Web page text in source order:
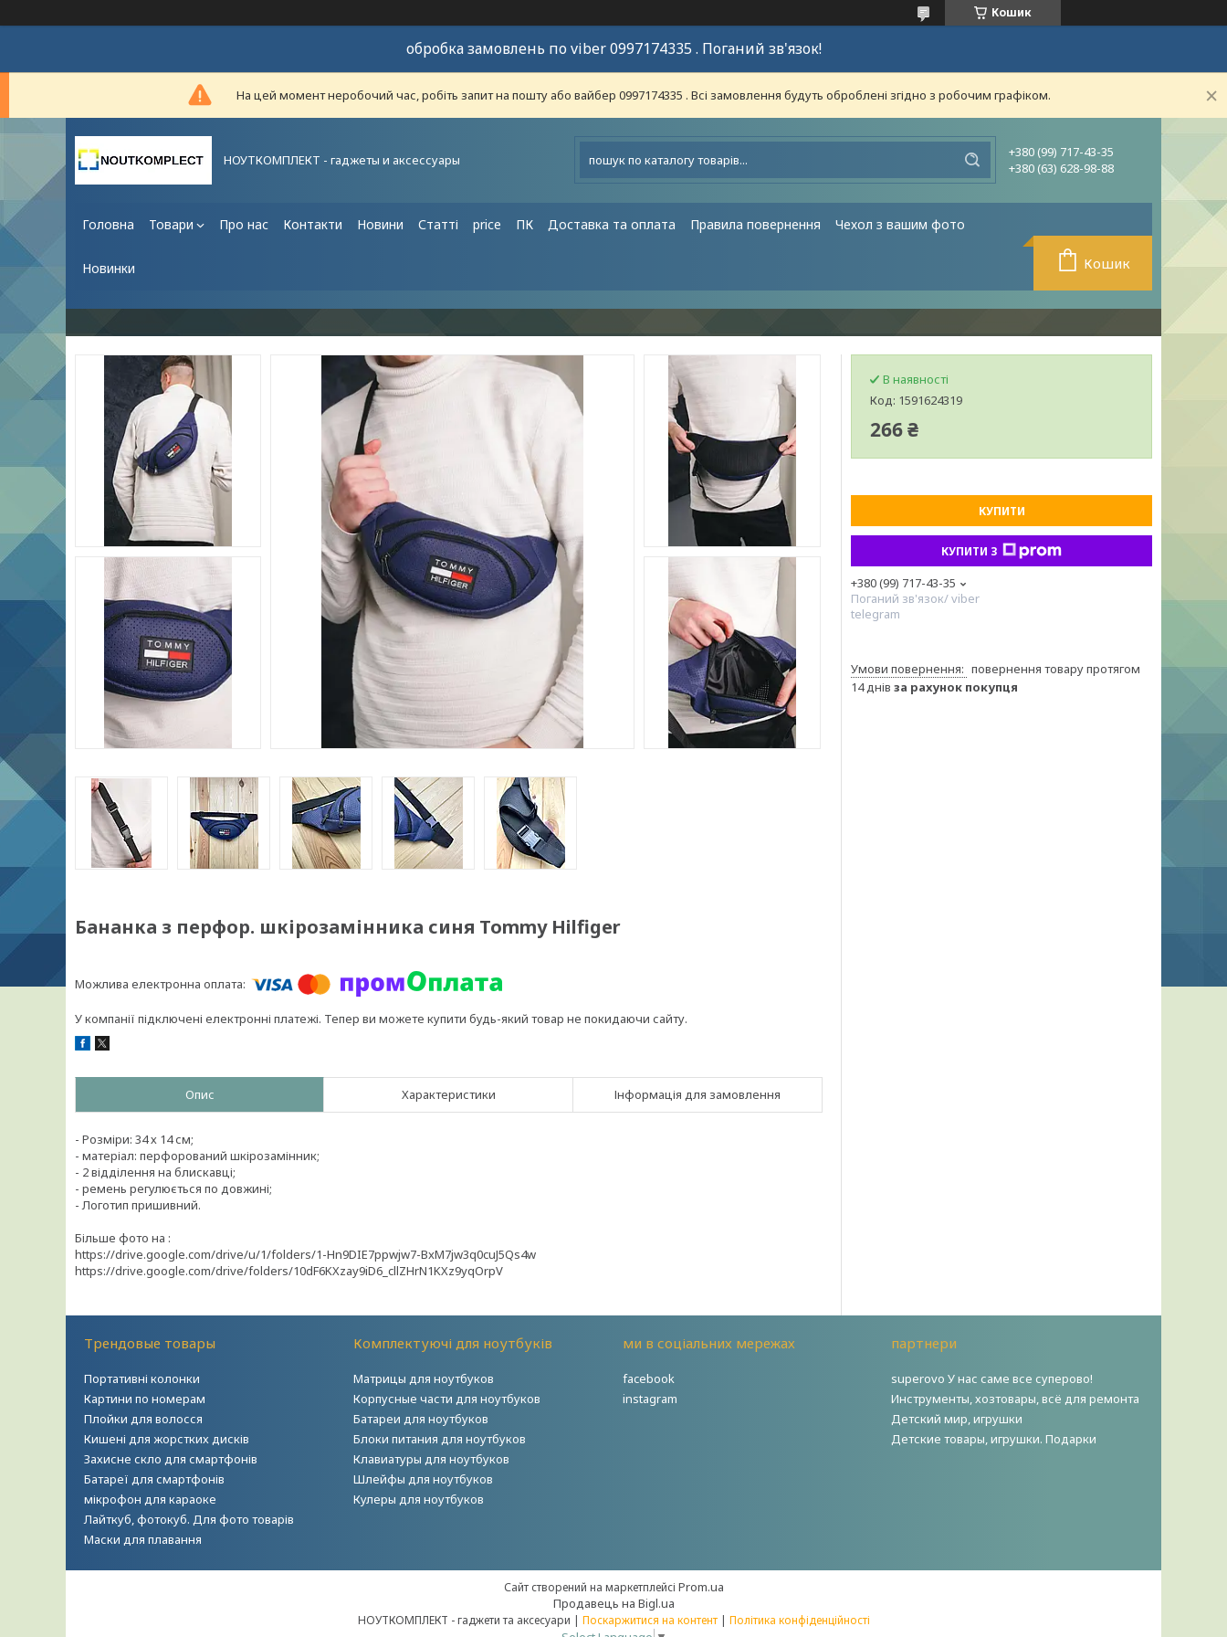
Кошик
обробка замовлень по viber 0997174335 . Поганий зв'язок!
На цей момент неробочий час, робіть запит на пошту або вайбер 0997174335 . Всі замовлення будуть оброблені згідно з робочим графіком.
НОУТКОМПЛЕКТ - гаджеты и аксессуары
+380 (99) 717-43-35
+380 (63) 628-98-88
Головна Товари Про нас Контакти Новини Статті price ПК Доставка та оплата Правила повернення Чехол з вашим фото
Новинки Кошик
Бананка з перфор. шкірозамінника синя Tommy Hilfiger
У компанії підключені електронні платежі. Тепер ви можете купити будь-який товар не покидаючи сайту.
Опис Характеристики Інформація для замовлення
- Розміри: 34 х 14 см;
- матеріал: перфорований шкірозамінник;
- 2 відділення на блискавці;
- ремень регулюється по довжині;
- Логотип пришивний.
Більше фото на :
https://drive.google.com/drive/u/1/folders/1-Hn9DIE7ppwjw7-BxM7jw3q0cuJ5Qs4w
https://drive.google.com/drive/folders/10dF6KXzay9iD6_cllZHrN1KXz9yqOrpV
В наявності
Код: 1591624319
266 ₴
КУПИТИ
КУПИТИ З
+380 (99) 717-43-35
Поганий зв'язок/ viber
telegram
повернення товару протягом
14 днів за рахунок покупця
Трендовые товары
Портативні колонки
Картини по номерам
Плойки для волосся
Кишені для жорстких дисків
Захисне скло для смартфонів
Батареї для смартфонів
мікрофон для караоке
Лайткуб, фотокуб. Для фото товарів
Маски для плавання
Комплектуючі для ноутбуків
Матрицы для ноутбуков
Корпусные части для ноутбуков
Батареи для ноутбуков
Блоки питания для ноутбуков
Клавиатуры для ноутбуков
Шлейфы для ноутбуков
Кулеры для ноутбуков
ми в соціальних мережах
facebook
instagram
партнери
superovo У нас саме все суперово!
Инструменты, хозтовары, всё для ремонта
Детский мир, игрушки
Детские товары, игрушки. Подарки
Сайт створений на маркетплейсі Prom.ua
Продавець на Bigl.ua
НОУТКОМПЛЕКТ - гаджети та аксесуари | Поскаржитися на контент | Політика конфіденційності